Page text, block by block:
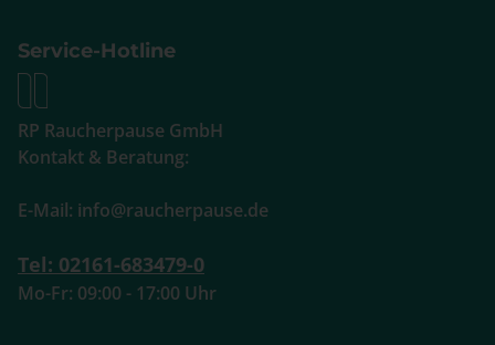
Service-Hotline
RP Raucherpause GmbH
Kontakt & Beratung:
E-Mail: info@raucherpause.de
Tel: 02161-683479-0
Mo-Fr: 09:00 - 17:00 Uhr